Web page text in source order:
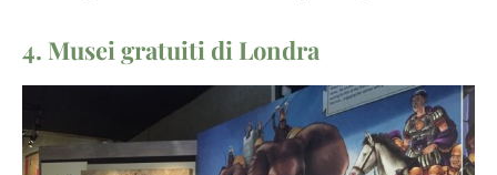
4. Musei gratuiti di Londra